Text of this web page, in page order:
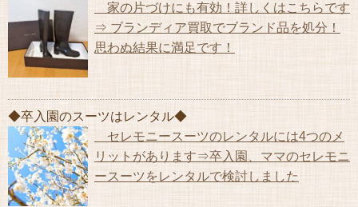
家の片づけにも有効！詳しくはこちらです
⇒ ブランディア買取でブランド品を処分！
思わぬ結果に満足です！
◆卒入園のスーツはレンタル◆
セレモニースーツのレンタルには4つのメ
リットがあります⇒卒入園、ママのセレモニ
ースーツをレンタルで検討しました